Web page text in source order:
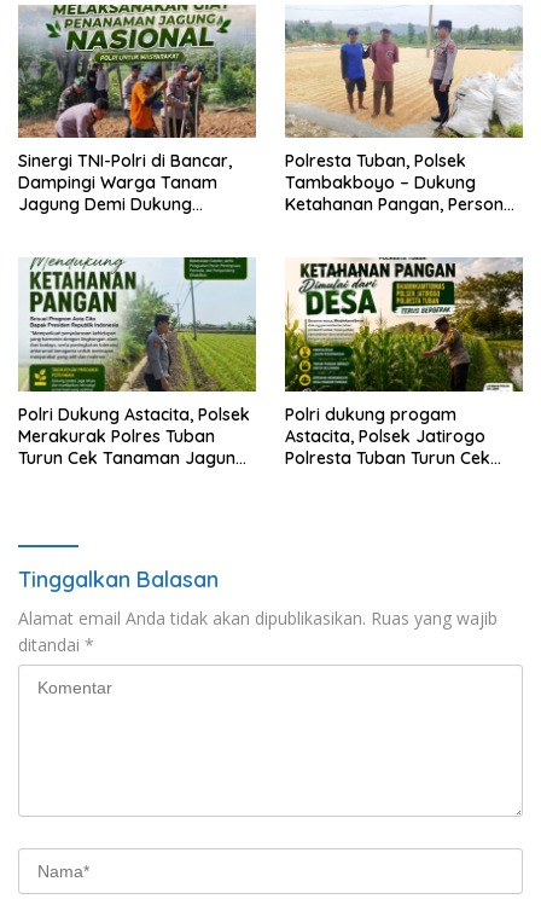
Sinergi TNI-Polri di Bancar,
Dampingi Warga Tanam
Jagung Demi Dukung
Polresta Tuban, Polsek
Tambakboyo – Dukung
Ketahanan Pangan, Personel
Jagung Milik Warga
Polri Dukung Astacita, Polsek
Merakurak Polres Tuban
Turun Cek Tanaman Jagung
Polri dukung progam
Astacita, Polsek Jatirogo
Polresta Tuban Turun Cek
Tinggalkan Balasan
Alamat email Anda tidak akan dipublikasikan. Ruas yang wajib
ditandai *